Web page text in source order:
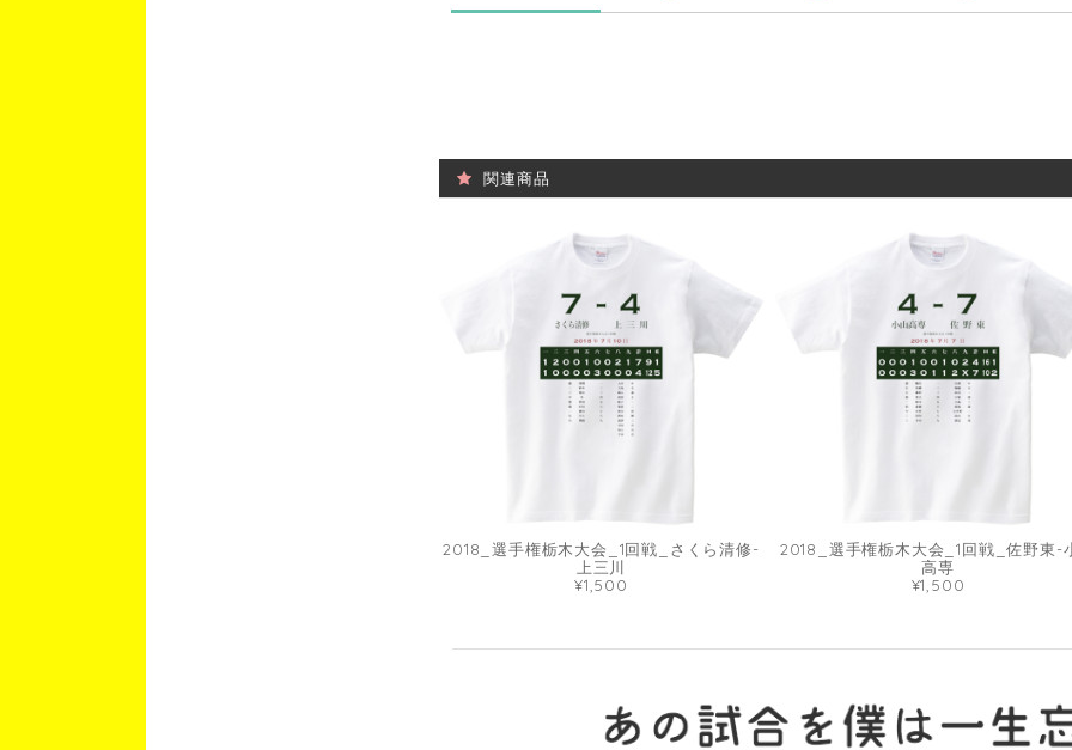
関連商品
2018_選手権栃木大会_1回戦_さくら清修-
上三川
¥1,500
2018_選手権栃木大会_1回戦_佐野東-
高専
¥1,500